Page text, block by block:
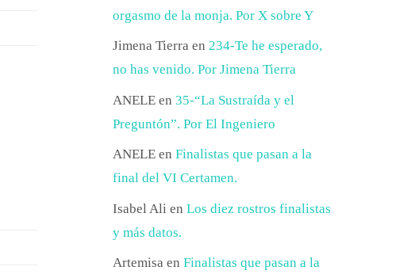
orgasmo de la monja. Por X sobre Y
Jimena Tierra en 234-Te he esperado,
no has venido. Por Jimena Tierra
ANELE en 35-“La Sustraída y el
Preguntón”. Por El Ingeniero
ANELE en Finalistas que pasan a la
final del VI Certamen.
Isabel Ali en Los diez rostros finalistas
y más datos.
Artemisa en Finalistas que pasan a la